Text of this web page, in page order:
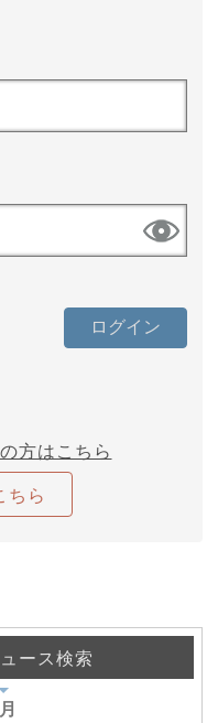
方はこちら
ちら
ース検索